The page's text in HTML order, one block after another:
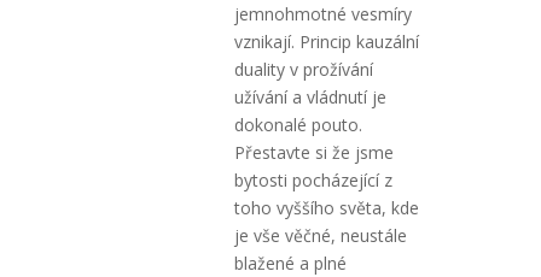
jemnohmotné vesmíry
vznikají. Princip kauzální
duality v prožívání
užívání a vládnutí je
dokonalé pouto.
Přestavte si že jsme
bytosti pocházející z
toho vyššího světa, kde
je vše věčné, neustále
blažené a plné